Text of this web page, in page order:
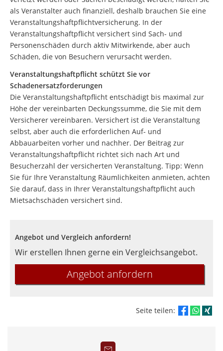
als Veranstalter auch finanziell, deshalb brauchen Sie eine
Veranstaltungshaftpflichtversicherung. In der
Veranstaltungshaftpflicht versichert sind Sach- und
Personenschäden durch aktiv Mitwirkende, aber auch
Schäden, die von Besuchern verursacht werden.
Veranstaltungshaftpflicht schützt Sie vor
Schadenersatzforderungen
Die Veranstaltungshaftpflicht entschädigt bis maximal zur
Höhe der vereinbarten Deckungssumme, die Sie mit dem
Versicherer vereinbaren. Versichert ist die Veranstaltung
selbst, aber auch die erforderlichen Auf- und
Abbauarbeiten vorher und nachher. Der Beitrag zur
Veranstaltungshaftpflicht richtet sich nach Art und
Besucherzahl der versicherten Veranstaltung. Tipp: Wenn
Sie für Ihre Veranstaltung Räumlichkeiten anmieten, achten
Sie darauf, dass in Ihrer Veranstaltungshaftpflicht auch
Mietsachschäden versichert sind.
Angebot und Vergleich anfordern!
Wir erstellen Ihnen gerne ein Vergleichsangebot.
Angebot anfordern
Seite teilen: